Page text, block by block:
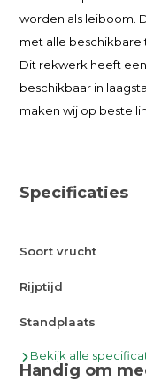
worden als leiboom.
met alle beschikbare
Dit rekwerk heeft
beschikbaar in
maken wij op
Specificaties
Soort vrucht
Rijptijd
Standplaats
Bekijk alle
Handig om